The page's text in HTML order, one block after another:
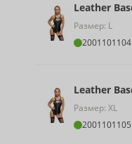
Leather
Размер: L
Leather
Размер: XL